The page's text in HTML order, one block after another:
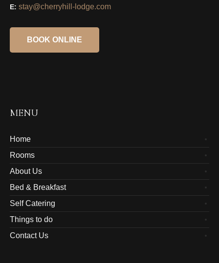
E: stay@cherryhill-lodge.com
BOOK ONLINE
MENU
Home
Rooms
About Us
Bed & Breakfast
Self Catering
Things to do
Contact Us